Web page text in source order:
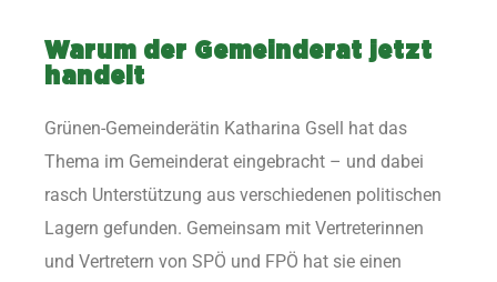
Warum der Gemeinderat jetzt
handelt
Grünen-Gemeinderätin Katharina Gsell hat das
Thema im Gemeinderat eingebracht – und dabei
rasch Unterstützung aus verschiedenen politischen
Lagern gefunden. Gemeinsam mit Vertreterinnen
und Vertretern von SPÖ und FPÖ hat sie einen